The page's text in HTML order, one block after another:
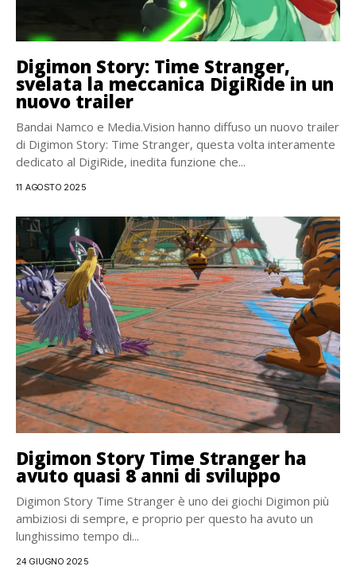
Digimon Story: Time Stranger,
svelata la meccanica DigiRide in un
nuovo trailer
Bandai Namco e Media.Vision hanno diffuso un nuovo trailer
di Digimon Story: Time Stranger, questa volta interamente
dedicato al DigiRide, inedita funzione che...
11 AGOSTO 2025
Digimon Story Time Stranger ha
avuto quasi 8 anni di sviluppo
Digimon Story Time Stranger è uno dei giochi Digimon più
ambiziosi di sempre, e proprio per questo ha avuto un
lunghissimo tempo di...
24 GIUGNO 2025